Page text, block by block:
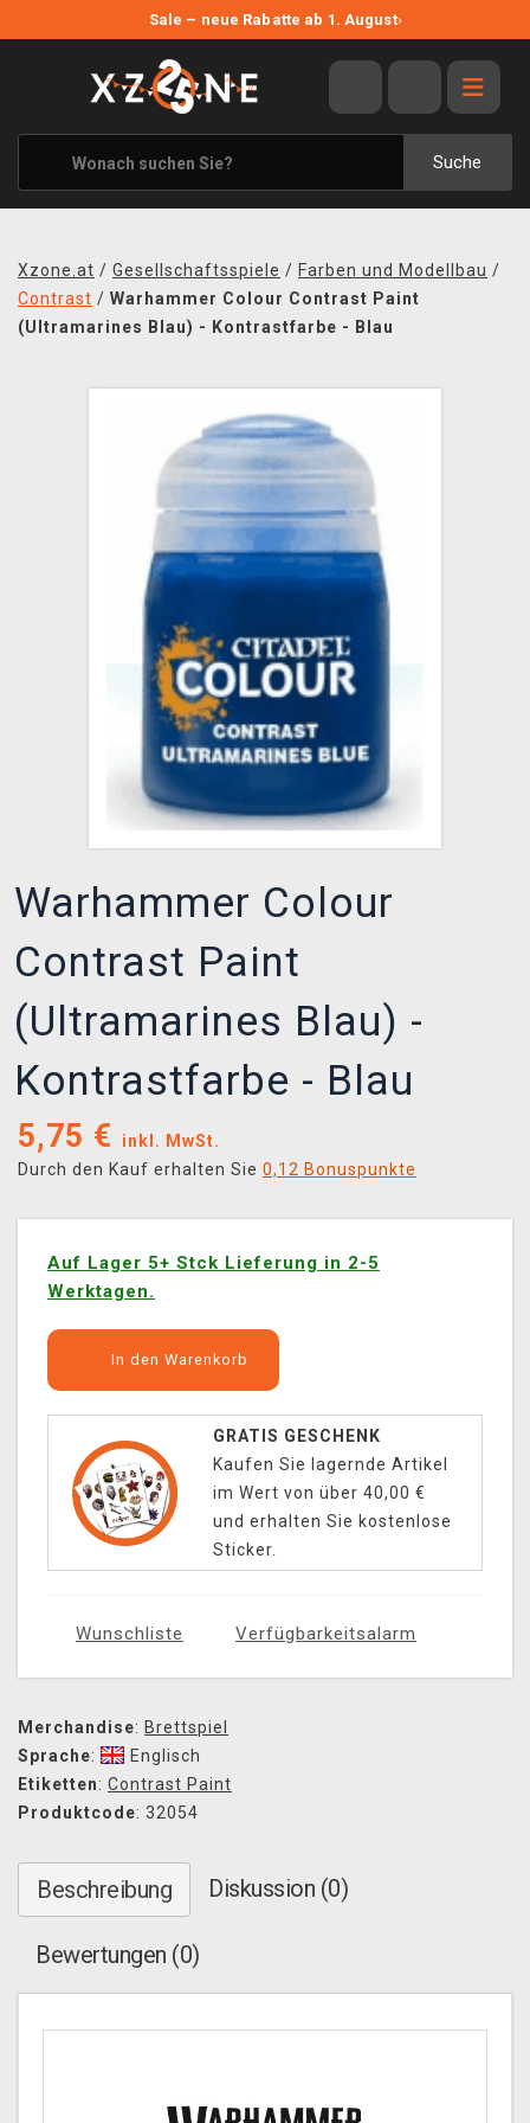
Sale – neue Rabatte ab 1. August›
Suche
ANGEBOTE
ALLE MARKEN
XZONE ORIGINALS
KLEIDUNG & ACCESSOIRES
BÜCHER & COMICS
Xzone.at / Gesellschaftsspiele / Farben und Modellbau /
Contrast / Warhammer Colour Contrast Paint
(Ultramarines Blau) - Kontrastfarbe - Blau
Warhammer Colour
Contrast Paint
(Ultramarines Blau) -
Kontrastfarbe - Blau
5,75 €
inkl. MwSt.
Durch den Kauf erhalten Sie 0,12 Bonuspunkte
Auf Lager 5+ Stck Lieferung in 2-5
Werktagen.
In den Warenkorb
GRATIS GESCHENK
Kaufen Sie lagernde Artikel
im Wert von über 40,00 €
und erhalten Sie kostenlose
Sticker.
Wunschliste Verfügbarkeitsalarm
Merchandise: Brettspiel
Sprache:
Englisch
Etiketten: Contrast Paint
Produktcode: 32054
Beschreibung Diskussion (0)
Bewertungen (0)